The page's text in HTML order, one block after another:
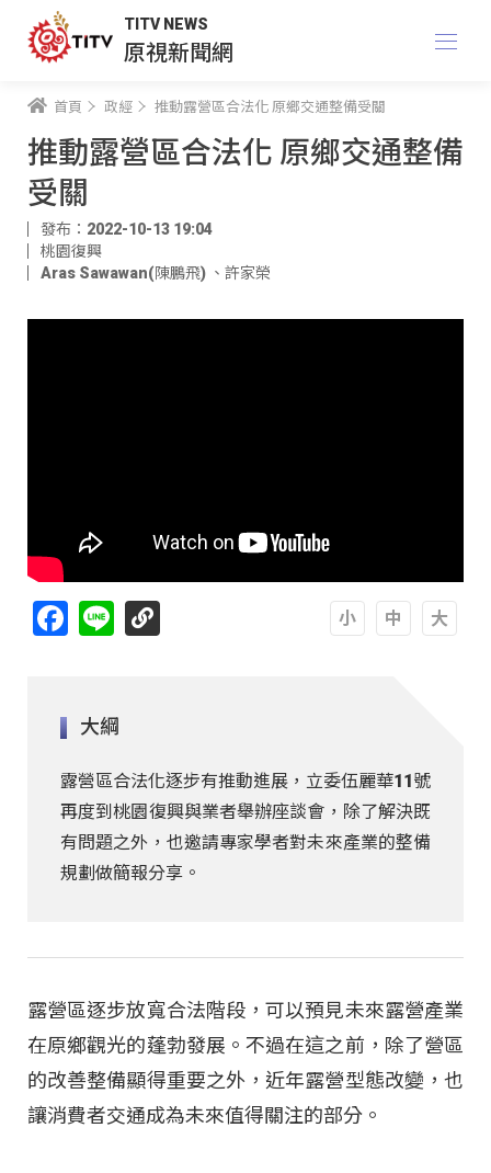
TITV NEWS
原視新聞網
首頁 政經 推動露營區合法化 原鄉交通整備受關
推動露營區合法化 原鄉交通整備
受關
發布：2022-10-13 19:04
桃園復興
Aras Sawawan(陳鵬飛) 、 許家榮
Facebook
Line
大綱
露營區合法化逐步有推動進展，立委伍麗華11號
再度到桃園復興與業者舉辦座談會，除了解決既
有問題之外，也邀請專家學者對未來產業的整備
規劃做簡報分享。
露營區逐步放寬合法階段，可以預見未來露營產業
在原鄉觀光的蓬勃發展。不過在這之前，除了營區
的改善整備顯得重要之外，近年露營型態改變，也
讓消費者交通成為未來值得關注的部分。